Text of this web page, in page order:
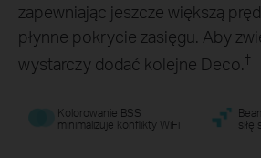
zapewniając jeszcze większą
płynne pokrycie zasięgu. Aby
wystarczy dodać kolejne Deco.†
Kolorowanie BSS
minimalizuje konflikty WiFi
siłę
Połączenia dla ponad
150
urządzeń